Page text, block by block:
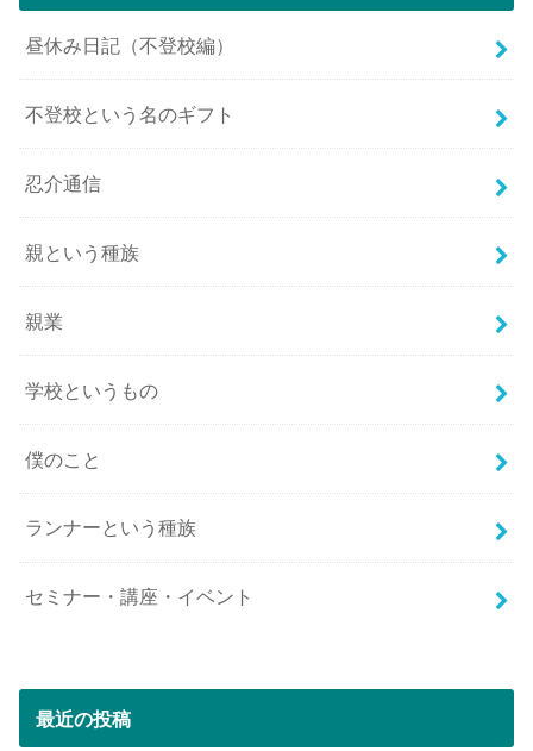
昼休み日記（不登校編）
不登校という名のギフト
忍介通信
親という種族
親業
学校というもの
僕のこと
ランナーという種族
セミナー・講座・イベント
最近の投稿